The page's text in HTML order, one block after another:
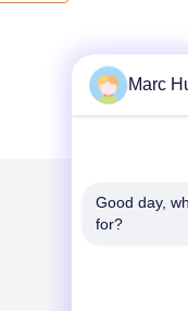
Marc
Good day,
for?